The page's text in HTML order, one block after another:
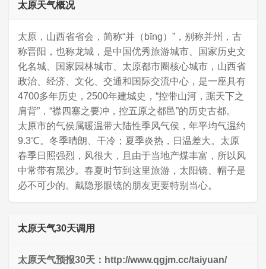
太原天气概况
太原，山西省省会，简称“并（bīng）”，别称并州，古
称晋阳，也称龙城，是中国优秀旅游城市、国家历史文
化名城、国家园林城市、太原都市圈核心城市，山西省
政治、经济、文化、交通和国际交流中心，是一座具有
4700多年历史，2500年建城史，“控带山河，踞天下之
肩背”，“襟四塞之要冲，控五原之都邑”的历史古都。
太原市的气侯属暖温带大陆性季风气侯，年平均气温约
9.3℃。冬季晴朗、干冷；夏季炎热，日温差大。太原
春季日照强烈，风很大，且由于当地产煤丰富，所以风
中常带有黑沙。春夏时节到这里旅游，太阳镜、帽子是
必不可少的。戴隐形眼镜的朋友更要特别当心。
太原天气30天调用
太原天气预报30天：http://www.qgjm.cc/taiyuan/